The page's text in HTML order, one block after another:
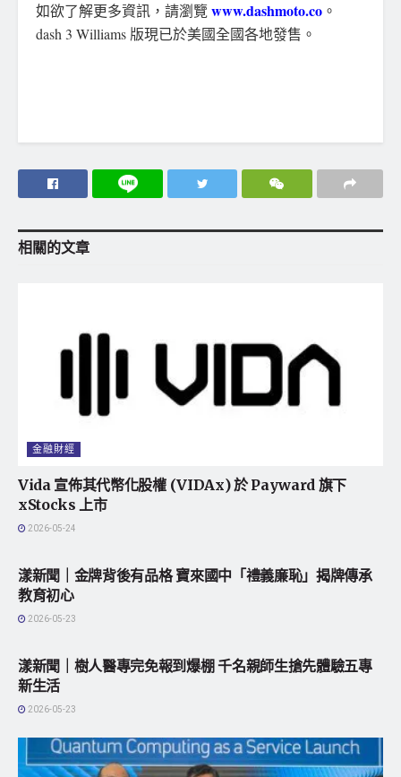
如欲了解更多資訊，請瀏覽www.dashmoto.co 。
dash 3 Williams 版現已於美國全國各地發售。
相關的文章
金融財經
Vida 宣佈其代幣化股權 (VIDAx) 於 Payward 旗下
xStocks 上市
2026-05-24
漾新聞｜金牌背後有品格 寶來國中「禮義廉恥」揭牌傳承
教育初心
2026-05-23
漾新聞｜樹人醫專完免報到爆棚 千名親師生搶先體驗五專
新生活
2026-05-23